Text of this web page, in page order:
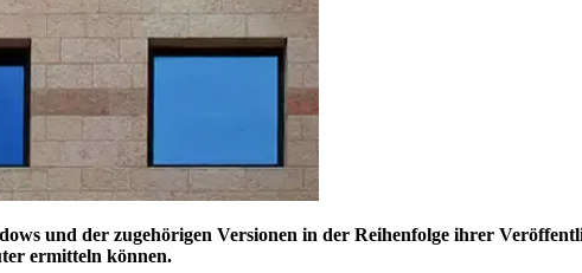
und der zugehörigen Versionen in der Reihenfolge ihrer
ermitteln können.